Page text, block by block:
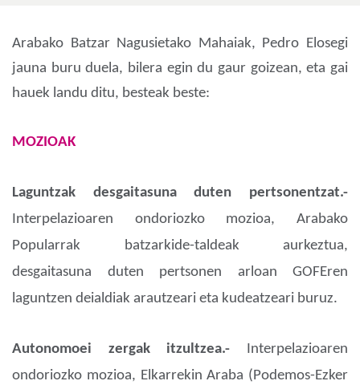
Arabako Batzar Nagusietako Mahaiak, Pedro Elosegi
jauna buru duela, bilera egin du gaur goizean, eta gai
hauek landu ditu, besteak beste:
MOZIOAK
Laguntzak desgaitasuna duten pertsonentzat.-
Interpelazioaren ondoriozko mozioa, Arabako
Popularrak batzarkide-taldeak aurkeztua,
desgaitasuna duten pertsonen arloan GOFEren
laguntzen deialdiak arautzeari eta kudeatzeari buruz.
Autonomoei zergak itzultzea.- Interpelazioaren
ondoriozko mozioa, Elkarrekin Araba (Podemos-Ezker